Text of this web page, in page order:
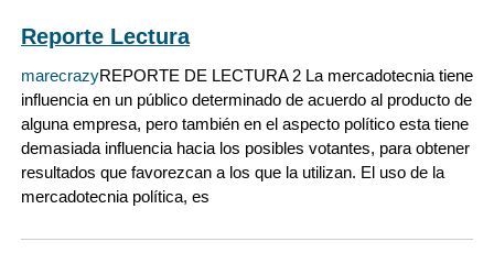
Reporte Lectura
marecrazyREPORTE DE LECTURA 2 La mercadotecnia tiene
influencia en un público determinado de acuerdo al producto de
alguna empresa, pero también en el aspecto político esta tiene
demasiada influencia hacia los posibles votantes, para obtener
resultados que favorezcan a los que la utilizan. El uso de la
mercadotecnia política, es